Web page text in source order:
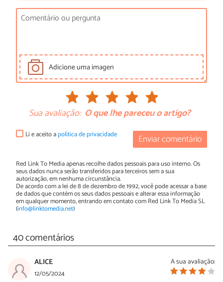
Adicione uma imagen
Sua avaliação: O que lhe pareceu o artigo?
Enviar comentário
Li e aceito apolítica de privacidade
Red Link To Media apenas recolhe dados pessoais para uso interno. Os
seus dados nunca serão transferidos para terceiros sem a sua
autorização, em nenhuma circunstância.
De acordo com a lei de 8 de dezembro de 1992, você pode acessar a base
de dados que contém os seus dados pessoais e alterar essa informação
em qualquer momento, entrando em contato com Red Link To Media SL
(info@linktomedia.net)
40 comentários
A sua avaliação:
ALICE
12/05/2024